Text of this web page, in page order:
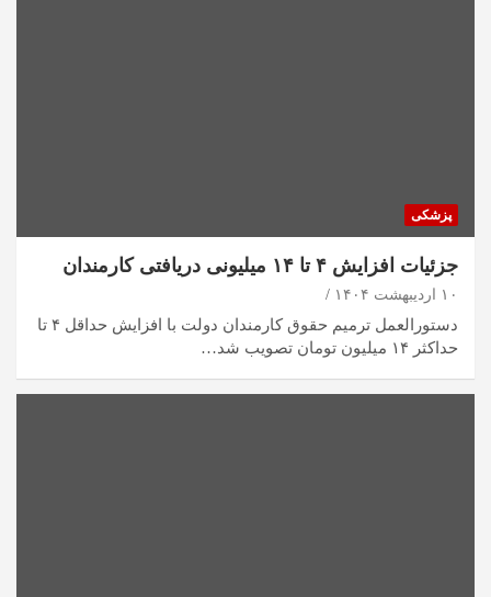
پزشکی
جزئیات افزایش ۴ تا ۱۴ میلیونی دریافتی کارمندان
۱۰ اردیبهشت ۱۴۰۴
دستورالعمل ترمیم حقوق کارمندان دولت با افزایش حداقل ۴ تا
حداکثر ۱۴ میلیون تومان تصویب شد…